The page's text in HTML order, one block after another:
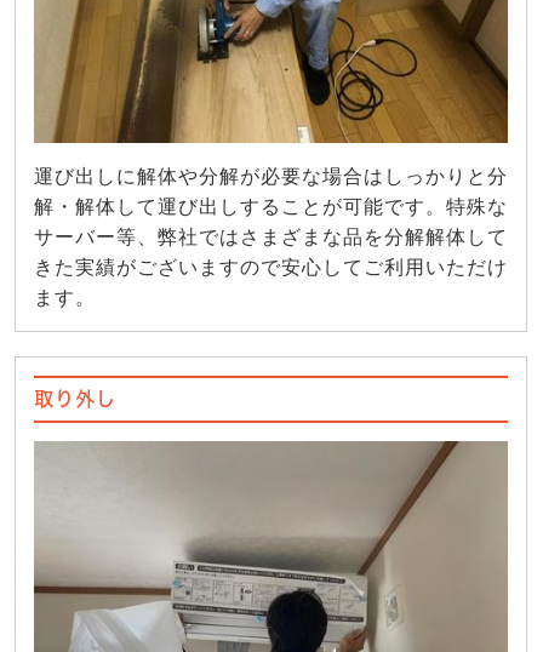
運び出しに解体や分解が必要な場合はしっかりと分
解・解体して運び出しすることが可能です。特殊な
サーバー等、弊社ではさまざまな品を分解解体して
きた実績がございますので安心してご利用いただけ
ます。
取り外し